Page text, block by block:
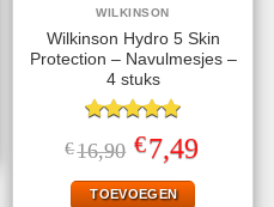
WILKINSON
Wilkinson Hydro 5 Skin
Protection – Navulmesjes –
4 stuks
Gewaardeerd
5.00uit 5
€16,90 Oorspronkelijke
prijs
was:
€16,90.
€7,49Huidige
prijs
TOEVOEGEN